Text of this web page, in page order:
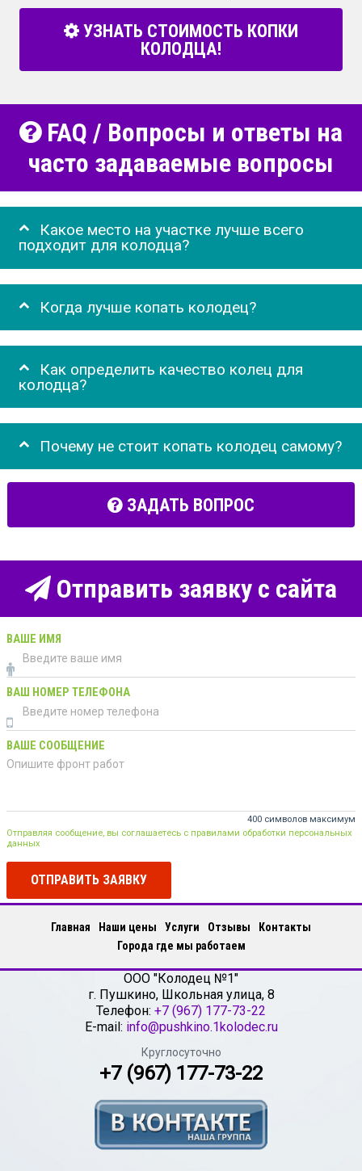
УЗНАТЬ СТОИМОСТЬ КОПКИ
КОЛОДЦА!
FAQ / Вопросы и ответы на
часто задаваемые вопросы
Какое место на участке лучше всего
подходит для колодца?
Когда лучше копать колодец?
Как определить качество колец для
колодца?
Почему не стоит копать колодец самому?
ЗАДАТЬ ВОПРОС
Отправить заявку с сайта
ВАШЕ ИМЯ
ВАШ НОМЕР ТЕЛЕФОНА
ВАШЕ СООБЩЕНИЕ
400 символов максимум
Отправляя сообщение, вы соглашаетесь с правилами обработки персональных
данных
ОТПРАВИТЬ ЗАЯВКУ
Главная Наши цены Услуги Отзывы
Контакты
Города где мы работаем
ООО "Колодец №1"
г. Пушкино, Школьная улица, 8
Телефон: +7 (967) 177-73-22
E-mail: info@pushkino.1kolodec.ru
Круглосуточно
+7 (967) 177-73-22